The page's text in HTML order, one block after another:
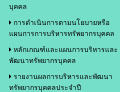
บุคคล
การดำเนินการตามนโยบายหรือ
แผนการการบริหารทรัพยากรบุคคล
หลักเกณฑ์และแผนการบริหารและ
พัฒนาทรัพยากรบุคคล
รายงานผลการบริหารและพัฒนา
ทรัพยากรบุคคลประจำปี